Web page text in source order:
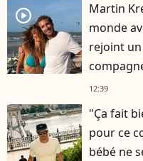
player2
Martin
monde
rejoint un
12:39
"Ça fait
pour ce
bébé ne